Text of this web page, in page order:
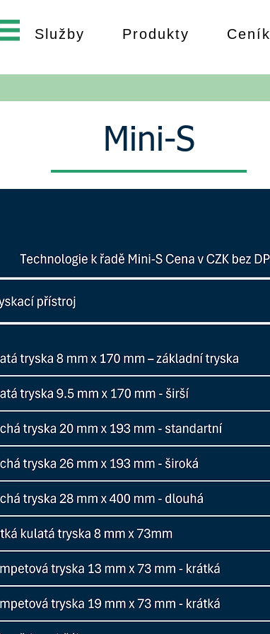
Služby Produkty Ceník
Mini-S